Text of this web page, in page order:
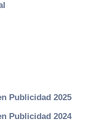
Publicidad 2025
Publicidad 2024